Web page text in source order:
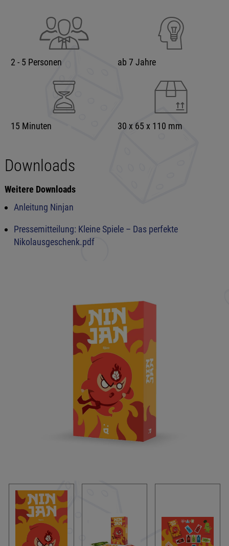
2 - 5 Personen ab 7 Jahre
15 Minuten 30 x 65 x 110 mm
Downloads
Weitere Downloads
Anleitung Ninjan
Pressemitteilung: Kleine Spiele – Das perfekte
Nikolausgeschenk.pdf